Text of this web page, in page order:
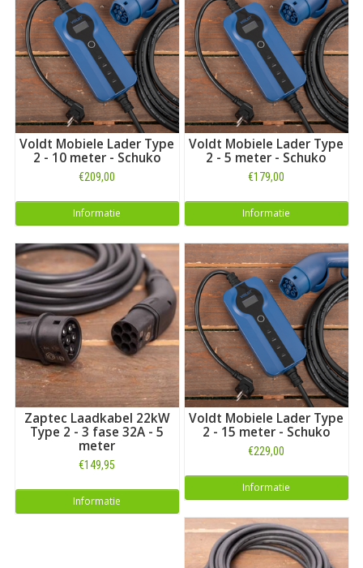
Op zoek naar een oplaadkabel voor een andere BYD?Zie
dan ons overzicht metalle laadkabels voor BYD. Op zoek
naar een kabel voor een ander merk dan BYD? Maak dan uw
keuze bij ons uitgebreide overzicht metlaadkabels voor alle
automerken. Of kijk, zoals vermeld, hieronder voor alle laders
en thuisladers die geschikt zijn voor het modelTANG.
Voldt Mobiele Lader Type
2 - 10 meter - Schuko
€209,00
Informatie
Voldt Mobiele Lader Type
2 - 5 meter - Schuko
€179,00
Informatie
Zaptec Laadkabel 22kW
Type 2 - 3 fase 32A - 5
meter
€149,95
Informatie
Voldt Mobiele Lader Type
2 - 15 meter - Schuko
€229,00
Informatie